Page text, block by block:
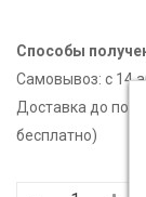
Способы
Самовывоз: c 14
Доставка до
бесплатно)